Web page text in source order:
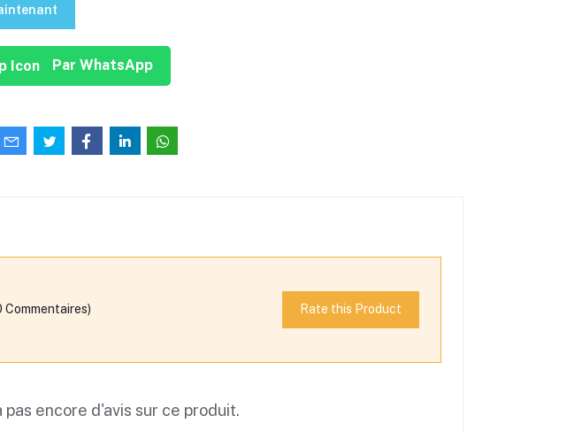
Par WhatsApp
Commentaires) Rate this Product
pas encore d'avis sur ce produit.